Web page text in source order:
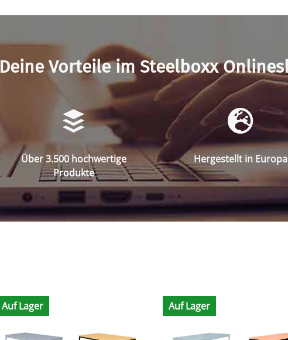
Deine Vorteile im Steelboxx
Über 3.500 hochwertige
Produkte
Hergestellt in Europa
Auf Lager Auf Lager